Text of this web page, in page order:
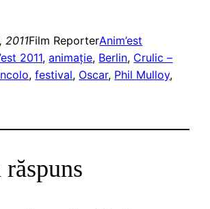
2011Film ReporterAnim’est
2011, animaţie, Berlin, Crulic –
, festival, Oscar, Phil Mulloy